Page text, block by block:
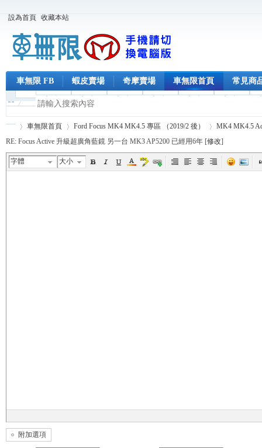
設為首頁 收藏本站
車無限 FB 蝦皮賣場 奇摩賣場 車無限首頁 常見商
限
車無限首頁 Ford Focus MK4 MK4.5 專區 （2019/2 後）
MK4 MK4.5
RE: Focus Active 升級超廣角藍鏡 另一台 MK3 AP5200 已經用6年 [修改]
字體 大小
附加選項